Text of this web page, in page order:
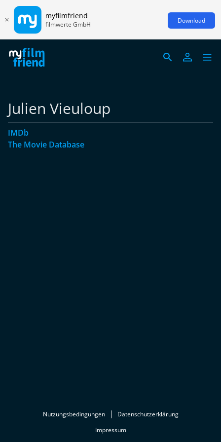
myfilmfriend
filmwerte GmbH Download
Julien Vieuloup
IMDb
The Movie Database
Nutzungsbedingungen
Datenschutzerklärung
Impressum